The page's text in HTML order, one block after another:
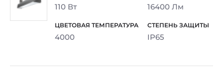
110 Вт 16400 Лм
4000 IP65